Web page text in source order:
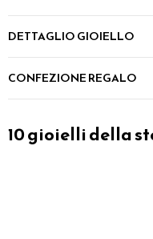
DETTAGLIO GIOIELLO
CONFEZIONE REGALO
10 gioielli della